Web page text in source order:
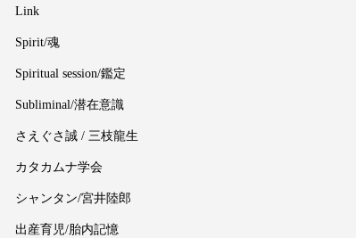
Link
Spirit/魂
Spiritual session/鑑定
Subliminal/潜在意識
さえぐさ誠 / 三枝龍生
カタカムナ学会
シャンタン/宮井陸郎
出産育児/胎内記憶